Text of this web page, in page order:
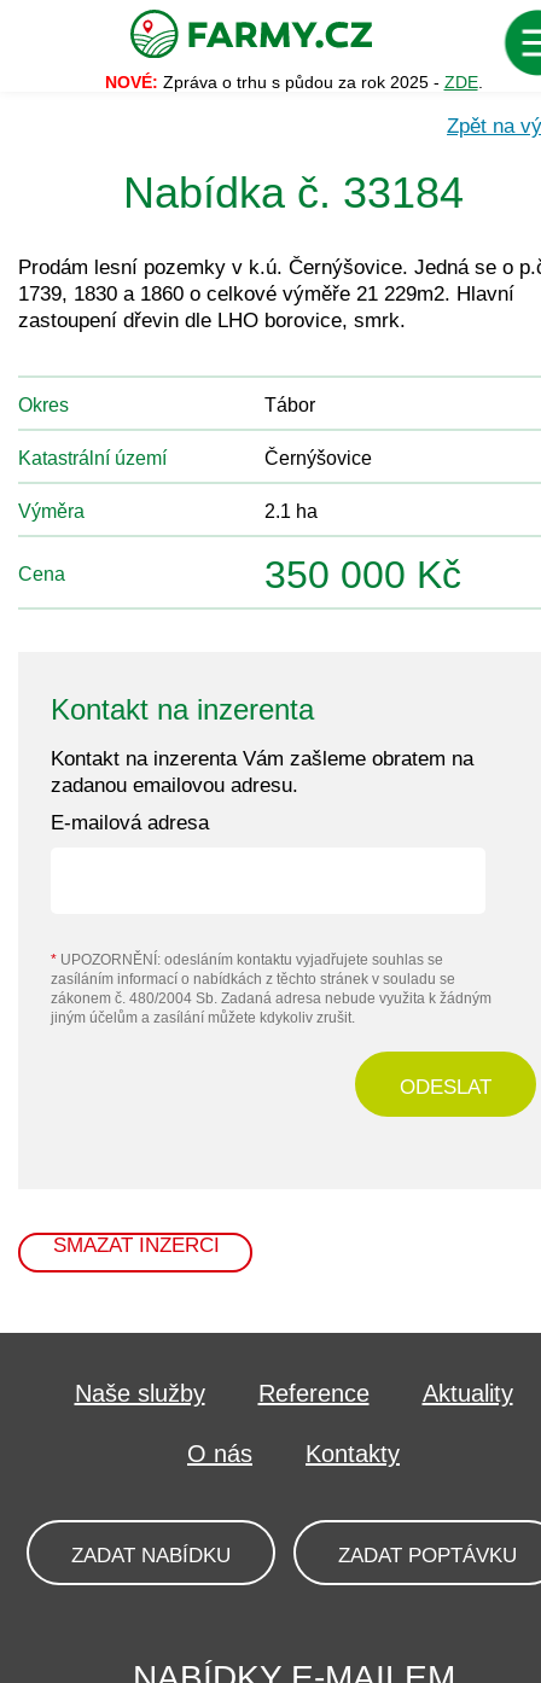
NOVÉ: Zpráva o trhu s půdou za rok 2025 - ZDE.
Zpět na
Nabídka č. 33184
Prodám lesní pozemky v k.ú. Černýšovice. Jedná se o
1739, 1830 a 1860 o celkové výměře 21 229m2. Hlavní
zastoupení dřevin dle LHO borovice, smrk.
Okres Tábor
Katastrální území Černýšovice
Výměra 2.1 ha
Cena 350 000 Kč
Kontakt na inzerenta
Kontakt na inzerenta Vám zašleme obratem na
zadanou emailovou adresu.
E-mailová adresa
* UPOZORNĚNÍ: odesláním kontaktu vyjadřujete souhlas se
zasíláním informací o nabídkách z těchto stránek v souladu se
zákonem č. 480/2004 Sb. Zadaná adresa nebude využita k žádným
jiným účelům a zasílání můžete kdykoliv zrušit.
ODESLAT
SMAZAT INZERCI
Naše služby Reference Aktuality
O nás Kontakty
ZADAT NABÍDKU ZADAT POPTÁVKU